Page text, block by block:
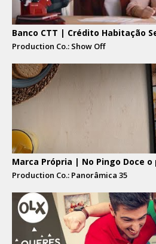
Banco CTT | Crédito Habitação
Production Co.: Show Off
Marca Própria | No Pingo Doce
Production Co.: Panorâmica 35